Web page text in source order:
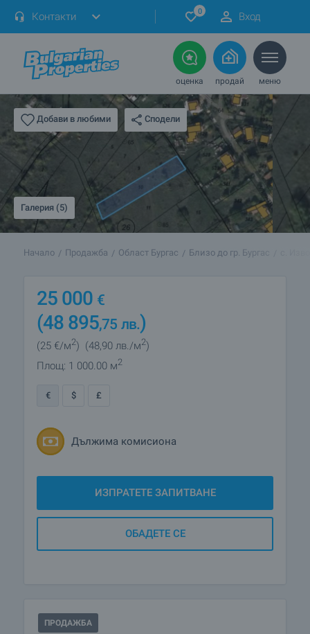
Контакти 0 Вход
оценка продай меню
Добави в любими Сподели
Галерия (5)
Начало Продажба Област Бургас Близо до гр. Бургас
25 000 €
(48 895,75 лв.)
(25 €/м2) (48,90 лв./м2)
Площ: 1 000.00 м2
€ $ £
Дължима комисиона
ИЗПРАТЕТЕ ЗАПИТВАНЕ
ОБАДЕТЕ СЕ
ПРОДАЖБА